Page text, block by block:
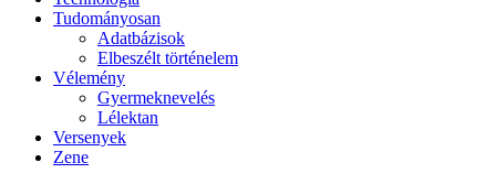
Tudományosan
Adatbázisok
Elbeszélt történelem
Vélemény
Gyermeknevelés
Lélektan
Versenyek
Zene